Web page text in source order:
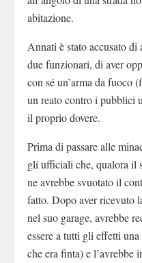
abitazione.
Annati è stato accusato
due funzionari, di aver
con sé un’arma da fuoco
un reato contro i pubblici
il proprio dovere.
Prima di passare alle
gli ufficiali che, qualora il
ne avrebbe svuotato il
fatto. Dopo aver ricevuto
nel suo garage, avrebbe
essere a tutti gli effetti
che era finta) e l’avrebbe